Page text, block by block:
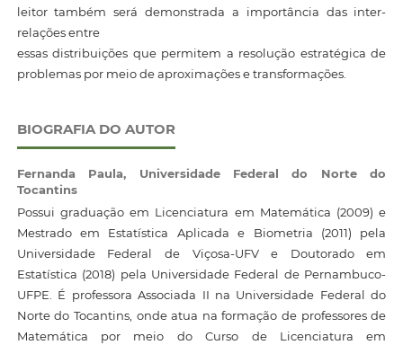
leitor também será demonstrada a importância das inter-
relações entre
essas distribuições que permitem a resolução estratégica de
problemas por meio de aproximações e transformações.
BIOGRAFIA DO AUTOR
Fernanda Paula, Universidade Federal do Norte do
Tocantins
Possui graduação em Licenciatura em Matemática (2009) e
Mestrado em Estatística Aplicada e Biometria (2011) pela
Universidade Federal de Viçosa-UFV e Doutorado em
Estatística (2018) pela Universidade Federal de Pernambuco-
UFPE. É professora Associada II na Universidade Federal do
Norte do Tocantins, onde atua na formação de professores de
Matemática por meio do Curso de Licenciatura em